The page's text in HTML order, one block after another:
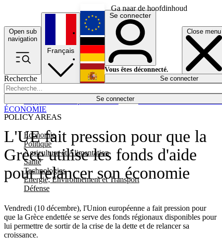
Ga naar de hoofdinhoud
Open sub
navigation
Close menu
Recherche
Se connecter
POLICY AREAS
Economie
Politique
Agriculture et Alimentation
Santé
Technologies
Energie, Environnement et Transport
Défense
Économie
Français
English
Deutsch
Español
Se connecter
Vous êtes déconnecté.
Se connecter
L'UE fait pression pour que la
Grèce utilise les fonds d'aide
pour relancer son économie
Vendredi (10 décembre), l'Union européenne a fait pression pour
que la Grèce endettée se serve des fonds régionaux disponibles pour
lui permettre de sortir de la crise de la dette et de relancer sa
croissance.
ÉCONOMIE